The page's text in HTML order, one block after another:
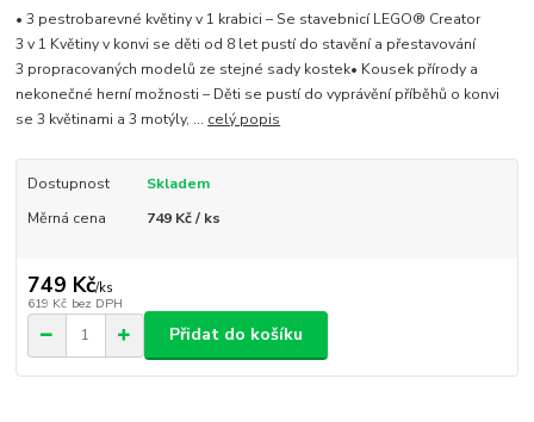
• 3 pestrobarevné květiny v 1 krabici – Se stavebnicí LEGO® Creator
3 v 1 Květiny v konvi se děti od 8 let pustí do stavění a přestavování
3 propracovaných modelů ze stejné sady kostek• Kousek přírody a
nekonečné herní možnosti – Děti se pustí do vyprávění příběhů o konvi
se 3 květinami a 3 motýly, ... celý popis
Dostupnost
Skladem
Měrná cena
749 Kč / ks
749 Kč/ks
619 Kč bez DPH
Přidat do košíku